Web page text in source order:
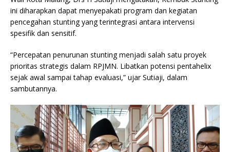
ini diharapkan dapat menyepakati program dan kegiatan
pencegahan stunting yang terintegrasi antara intervensi
spesifik dan sensitif.
“Percepatan penurunan stunting menjadi salah satu proyek
prioritas strategis dalam RPJMN. Libatkan potensi pentahelix
sejak awal sampai tahap evaluasi,” ujar Sutiaji, dalam
sambutannya.